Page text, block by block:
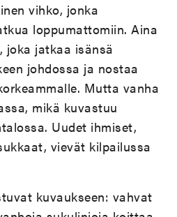
vihko, jonka
loppumattomiin. Aina
joka jatkaa isänsä
johdossa ja nostaa
Mutta vanha
mikä kuvastuu
Uudet ihmiset,
vievät kilpailussa
kuvaukseen: vahvat